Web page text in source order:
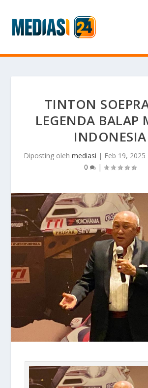
TINTON
LEGENDA BALAP
INDONESIA
Diposting oleh mediasi | Feb 19, 2025
0
|